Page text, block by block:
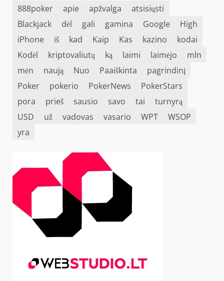
888poker apie apžvalga
atsisiųsti
Blackjack
dėl gali gamina Google
High
iPhone
iš kad Kaip Kas kazino
kodai
Kodėl
kriptovaliutų ką laimi laimėjo
mln
mėn
naują Nuo Paaiškinta
pagrindinį
Poker
pokerio PokerNews
PokerStars
pora
prieš sausio savo tai
turnyrą
USD
už vadovas vasario WPT
WSOP
yra